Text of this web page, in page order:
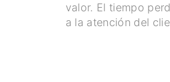
valor. El tiempo
a la atención del